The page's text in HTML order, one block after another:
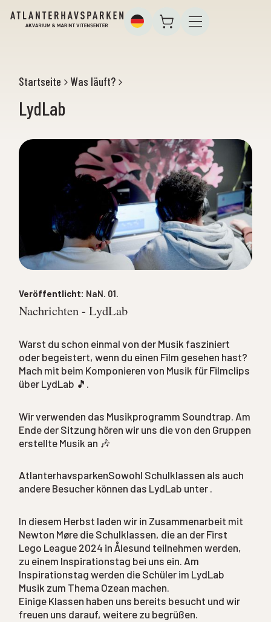
Startseite Was läuft?
LydLab
Veröffentlicht: NaN. 01.
Nachrichten - LydLab
Warst du schon einmal von der Musik fasziniert
oder begeistert, wenn du einen Film gesehen hast?
Mach mit beim Komponieren von Musik für Filmclips
über LydLab 🎵.
Wir verwenden das Musikprogramm Soundtrap. Am
Ende der Sitzung hören wir uns die von den Gruppen
erstellte Musik an 🎶
AtlanterhavsparkenSowohl Schulklassen als auch
andere Besucher können das LydLab unter .
In diesem Herbst laden wir in Zusammenarbeit mit
Newton Møre die Schulklassen, die an der First
Lego League 2024 in Ålesund teilnehmen werden,
zu einem Inspirationstag bei uns ein. Am
Inspirationstag werden die Schüler im LydLab
Musik zum Thema Ozean machen.
Einige Klassen haben uns bereits besucht und wir
freuen uns darauf, weitere zu begrüßen.